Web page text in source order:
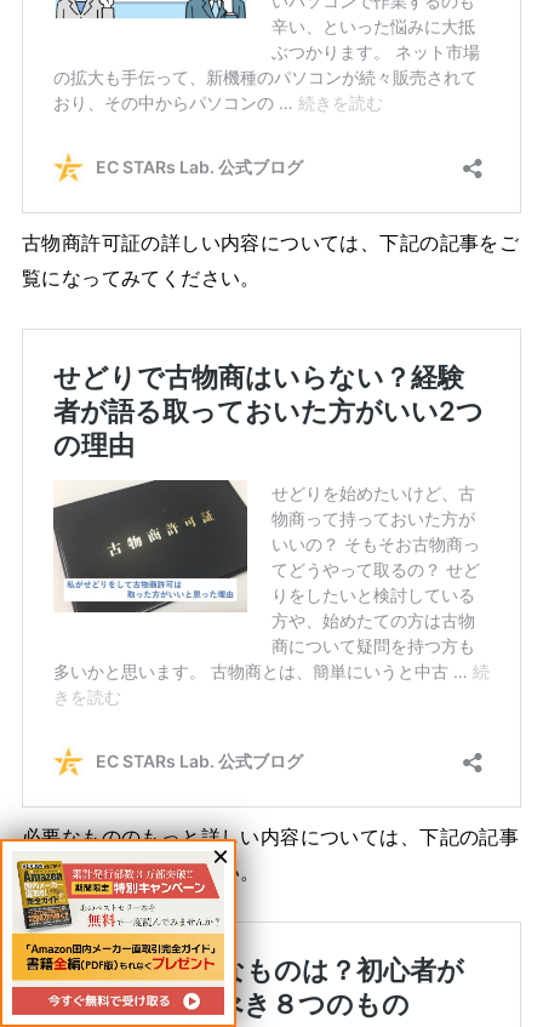
古物商許可証の詳しい内容については、下記の記事をご
覧になってみてください。
必要なもののもっと詳しい内容については、下記の記事
をご覧になってください。